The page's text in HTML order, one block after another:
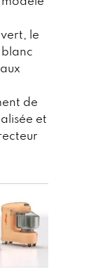
le
de
et